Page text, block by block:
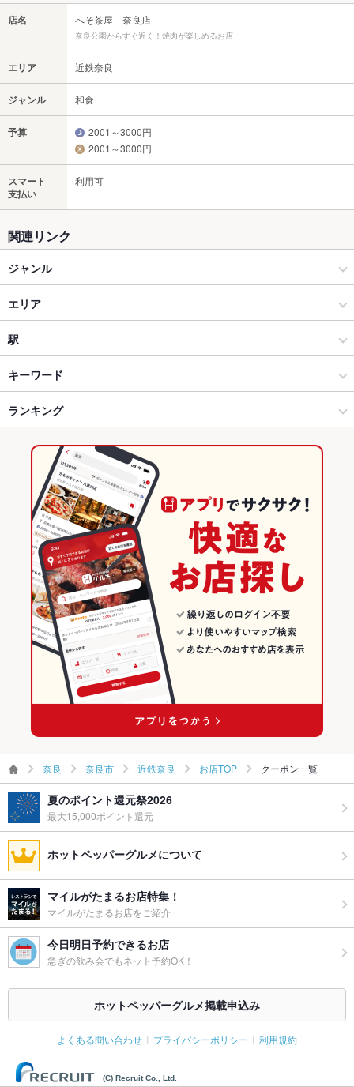
店名 へそ茶屋 奈良店
奈良公園からすぐ近く！焼肉が楽しめるお店
エリア 近鉄奈良
ジャンル 和食
予算
2001～3000円
2001～3000円
スマート
支払い
利用可
関連リンク
ジャンル
和食
和食全般
奈良市 × 和食
奈良市 × 和食全般
近鉄奈良駅 × 和食
近鉄奈良駅 × 和食全般
エリア
近鉄奈良
近鉄奈良 × 和食
近鉄奈良 × 和食全般
奈良 × 和食
奈良 × 和食全般
駅
京終駅
近鉄奈良駅
奈良駅
キーワード
からあげ
ランキング
奈良のグルメランキング
奈良の和食ランキング
奈良市のグルメランキング
奈良市の和食ランキング
近鉄奈良のグルメランキング
近鉄奈良の和食ランキング
奈良 奈良市 近鉄奈良 お店TOP クーポン一覧
夏のポイント還元祭2026
最大15,000ポイント還元
ホットペッパーグルメについて
マイルがたまるお店特集！
マイルがたまるお店をご紹介
今日明日予約できるお店
急ぎの飲み会でもネット予約OK！
ホットペッパーグルメ掲載申込み
よくある問い合わせ プライバシーポリシー 利用規約
(C) Recruit Co., Ltd.